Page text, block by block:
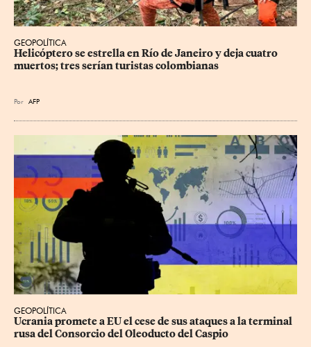
GEOPOLÍTICA
Helicóptero se estrella en Río de Janeiro y deja cuatro
muertos; tres serían turistas colombianas
Por AFP
GEOPOLÍTICA
Ucrania promete a EU el cese de sus ataques a la terminal
rusa del Consorcio del Oleoducto del Caspio